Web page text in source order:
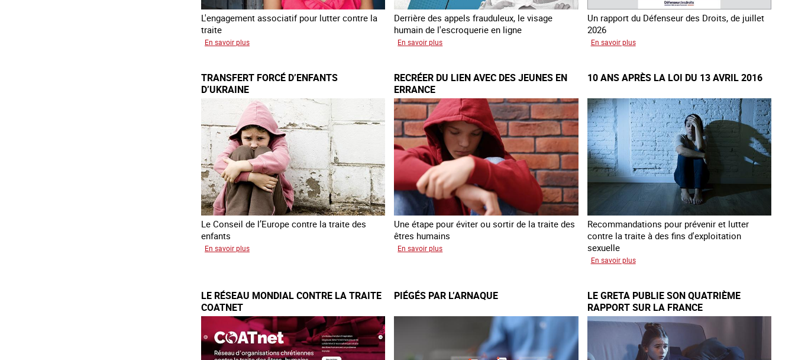
L'engagement associatif pour lutter contre la
traite
En savoir plus
enfants
Asie
du
sud
est
Derrière des appels frauduleux, le visage
humain de l'escroquerie en ligne
En savoir plus
de
contre
la
traite
des
êtres
humains
Un rapport du Défenseur des Droits, de juillet
2026
En savoir plussur
les
victimes
de
traite
des
êtres
humains
TRANSFERT FORCÉ D’ENFANTS
D’UKRAINE
Le Conseil de l’Europe contre la traite des
enfants
En savoir plus
d’Ukraine
RECRÉER DU LIEN AVEC DES JEUNES EN
ERRANCE
Une étape pour éviter ou sortir de la traite des
êtres humains
En savoir plus
avec
jeunes
10 ANS APRÈS LA LOI DU 13 AVRIL 2016
Recommandations pour prévenir et lutter
contre la traite à des fins d'exploitation
sexuelle
En savoir plussur
après
la
loi
du
13
avril
LE RÉSEAU MONDIAL CONTRE LA TRAITE
COATNET
PIÉGÉS PAR L’ARNAQUE
LE GRETA PUBLIE SON QUATRIÈME
RAPPORT SUR LA FRANCE